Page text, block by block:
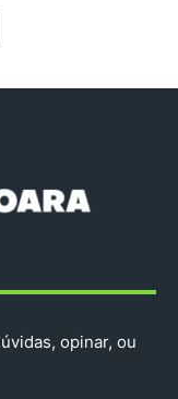
opinar, ou